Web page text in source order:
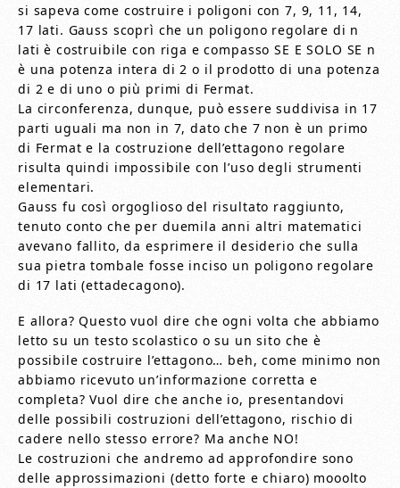
si sapeva come costruire i poligoni con 7, 9, 11, 14,
17 lati. Gauss scoprì che un poligono regolare di n
lati è costruibile con riga e compasso SE E SOLO SE n
è una potenza intera di 2 o il prodotto di una potenza
di 2 e di uno o più primi di Fermat.
La circonferenza, dunque, può essere suddivisa in 17
parti uguali ma non in 7, dato che 7 non è un primo
di Fermat e la costruzione dell’ettagono regolare
risulta quindi impossibile con l’uso degli strumenti
elementari.
Gauss fu così orgoglioso del risultato raggiunto,
tenuto conto che per duemila anni altri matematici
avevano fallito, da esprimere il desiderio che sulla
sua pietra tombale fosse inciso un poligono regolare
di 17 lati (ettadecagono).
E allora? Questo vuol dire che ogni volta che abbiamo
letto su un testo scolastico o su un sito che è
possibile costruire l’ettagono… beh, come minimo non
abbiamo ricevuto un’informazione corretta e
completa? Vuol dire che anche io, presentandovi
delle possibili costruzioni dell’ettagono, rischio di
cadere nello stesso errore? Ma anche NO!
Le costruzioni che andremo ad approfondire sono
delle approssimazioni (detto forte e chiaro) mooolto